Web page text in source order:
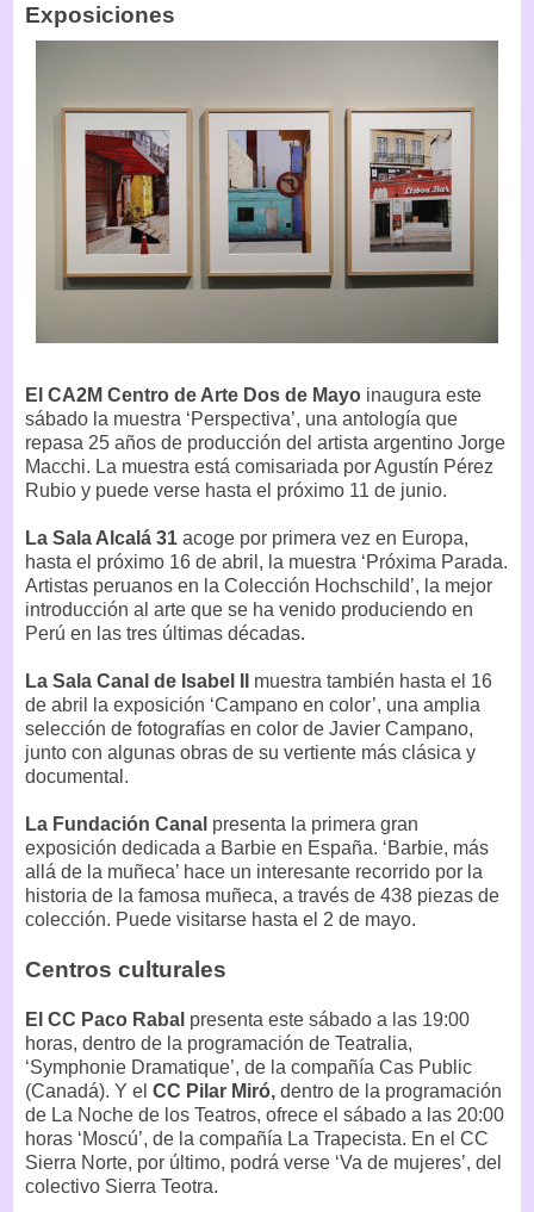
Exposiciones
El CA2M Centro de Arte Dos de Mayo inaugura este
sábado la muestra ‘Perspectiva’, una antología que
repasa 25 años de producción del artista argentino Jorge
Macchi. La muestra está comisariada por Agustín Pérez
Rubio y puede verse hasta el próximo 11 de junio.
La Sala Alcalá 31 acoge por primera vez en Europa,
hasta el próximo 16 de abril, la muestra ‘Próxima Parada.
Artistas peruanos en la Colección Hochschild’, la mejor
introducción al arte que se ha venido produciendo en
Perú en las tres últimas décadas.
La Sala Canal de Isabel II muestra también hasta el 16
de abril la exposición ‘Campano en color’, una amplia
selección de fotografías en color de Javier Campano,
junto con algunas obras de su vertiente más clásica y
documental.
La Fundación Canal presenta la primera gran
exposición dedicada a Barbie en España. ‘Barbie, más
allá de la muñeca’ hace un interesante recorrido por la
historia de la famosa muñeca, a través de 438 piezas de
colección. Puede visitarse hasta el 2 de mayo.
Centros culturales
El CC Paco Rabal presenta este sábado a las 19:00
horas, dentro de la programación de Teatralia,
‘Symphonie Dramatique’, de la compañía Cas Public
(Canadá). Y el CC Pilar Miró, dentro de la programación
de La Noche de los Teatros, ofrece el sábado a las 20:00
horas ‘Moscú’, de la compañía La Trapecista. En el CC
Sierra Norte, por último, podrá verse ‘Va de mujeres’, del
colectivo Sierra Teotra.